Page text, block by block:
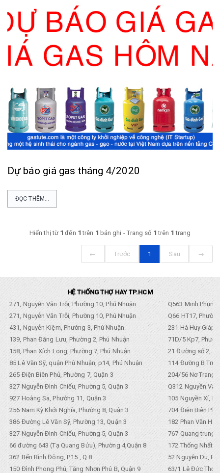
Dự báo giá gas tháng 4/2020
ĐỌC THÊM...
Hiển thị từ 1đến 1trên 1 bản ghi - Trang số 1trên 1trang
← Trước 1 Sau →
HỆ THỐNG THỢ HAY TP.HCM
271, Nguyễn Văn Trỗi, Phường 10, Phú Nhuận
Q563 Minh
271, Nguyễn Văn Trỗi, Phường 10, Phú Nhuận
Q66 HT17,
431, Nguyễn Kiệm, Phường 3, Phú Nhuận
231 Hà Huy Giáp,
139, Phan Đăng Lưu, Phường 2, Phú Nhuận
71D/5 Kp7,
158, Phan Xích Long, Phường 7, Phú Nhuận
21 Đường số 2,
85 Lê Văn Sỹ, quận Phú Nhuận, p14, Phú Nhuận
114 Đường B
265 Điện Biên Phủ, Phường 7, Quận 3
204/56 Nơ Trang
327 Nguyễn Đình Chiểu, Phường 5, Quận 3
Q312 Nguyền
927 Hoàng Sa, Phường 11, Quận 3
105 Nguyền Xí,
256 Nam Kỳ Khởi Nghĩa, Phường 8, Quận 3
704 Điện Biên
386 Đường Lê Văn Sỹ, Phường 13, Quận 3
182 Phan Văn
327 Nguyễn Đình Chiểu, Phường 5, Quận 3
767 Quang trung,
66 đường 643 (Tạ Quang Bửu), Phường 4,Quận 8
172 Thống Nhất.
362 Bến Bình Đông, P.15 , Q.8
52 Nguyễn Du,
150 Đình Phong Phú, Tăng Nhơn Phú B, Quận 9
63/1 Lê Đức Thọ,